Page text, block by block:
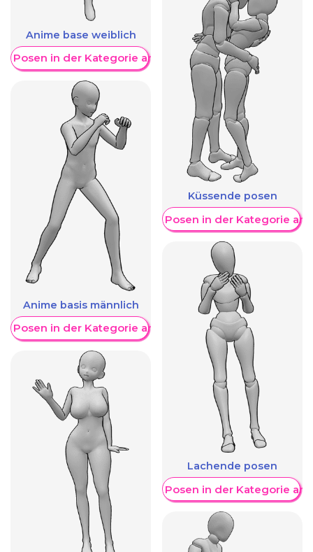
Anime base weiblich
Posen in der Kategorie anzeigen
Anime basis männlich
Posen in der Kategorie anzeigen
Küssende posen
Weitere Posen in der Kategorie
Lachende posen
Weitere Posen in der Kategorie